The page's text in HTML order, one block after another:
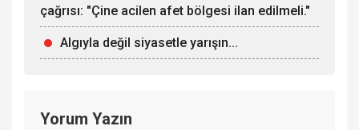
çağrısı: "Çine acilen afet bölgesi ilan edilmeli."
Algıyla değil siyasetle yarışın...
Yorum Yazın